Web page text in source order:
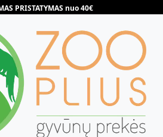
PRISTATYMAS nuo 40€